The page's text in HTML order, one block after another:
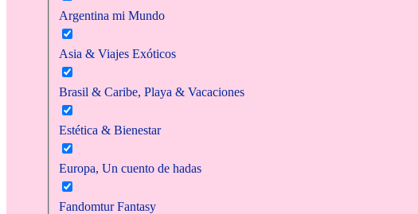
Argentina mi Mundo
Asia & Viajes Exóticos
Brasil & Caribe, Playa & Vacaciones
Estética & Bienestar
Europa, Un cuento de hadas
Fandomtur Fantasy